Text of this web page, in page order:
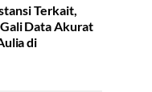
Terkait,
Data Akurat
di